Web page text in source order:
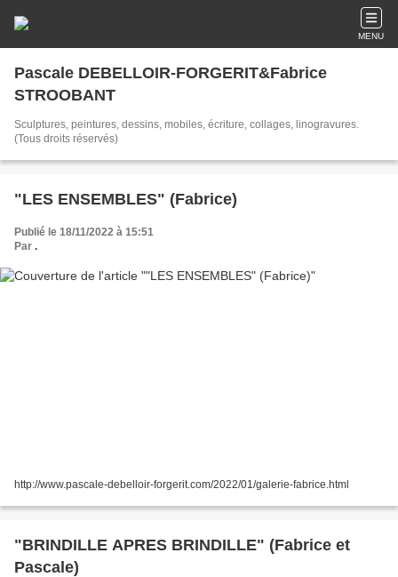
MENU
Pascale DEBELLOIR-FORGERIT&Fabrice
STROOBANT
Sculptures, peintures, dessins, mobiles, écriture, collages, linogravures.
(Tous droits réservés)
"LES ENSEMBLES" (Fabrice)
Publié le 18/11/2022 à 15:51
Par .
http://www.pascale-debelloir-forgerit.com/2022/01/galerie-fabrice.html
"BRINDILLE APRES BRINDILLE" (Fabrice et
Pascale)